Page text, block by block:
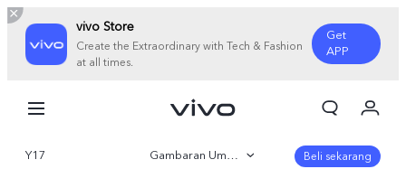
vivo Store
Create the Extraordinary with Tech & Fashion
at all times.
Get
APP
Keranjang
Masuk/Daftar
Y17 Gambaran Umum Beli sekarang